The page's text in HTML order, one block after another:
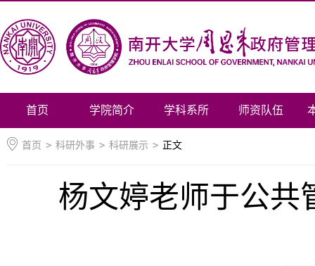
首页 学院简介 学科系所 师资队伍
首页 > 科研外事 > 科研展示 > 正文
杨文婷老师于公共